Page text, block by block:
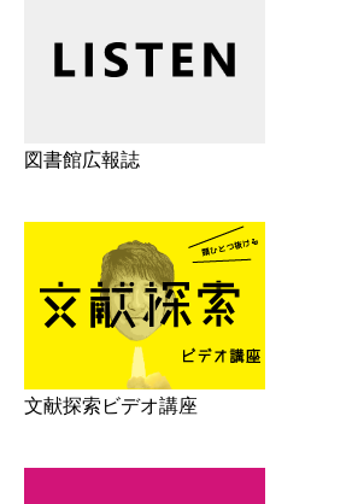
図書館広報誌
文献探索ビデオ講座